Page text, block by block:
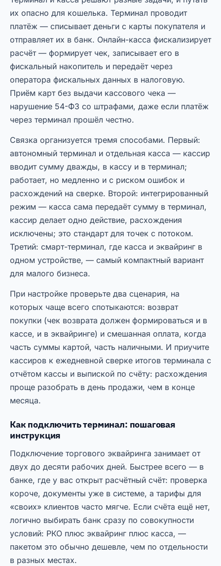
их опасно для кошелька. Терминал проводит
платёж — списывает деньги с карты покупателя и
отправляет их в банк. Онлайн-касса фискализирует
расчёт — формирует чек, записывает его в
фискальный накопитель и передаёт через
оператора фискальных данных в налоговую.
Приём карт без выдачи кассового чека —
нарушение 54-ФЗ со штрафами, даже если платёж
через терминал прошёл честно.
Связка организуется тремя способами. Первый:
автономный терминал и отдельная касса — кассир
вводит сумму дважды, в кассу и в терминал;
работает, но медленно и с риском ошибок и
расхождений на сверке. Второй: интегрированный
режим — касса сама передаёт сумму в терминал,
кассир делает одно действие, расхождения
исключены; это стандарт для точек с потоком.
Третий: смарт-терминал, где касса и эквайринг в
одном устройстве, — самый компактный вариант
для малого бизнеса.
При настройке проверьте два сценария, на
которых чаще всего спотыкаются: возврат
покупки (чек возврата должен формироваться и в
кассе, и в эквайринге) и смешанная оплата, когда
часть суммы картой, часть наличными. И приучите
кассиров к ежедневной сверке итогов терминала с
отчётом кассы и выпиской по счёту: расхождения
проще разобрать в день продажи, чем в конце
месяца.
Как подключить терминал: пошаговая
инструкция
Подключение торгового эквайринга занимает от
двух до десяти рабочих дней. Быстрее всего — в
банке, где у вас открыт расчётный счёт: проверка
короче, документы уже в системе, а тарифы для
«своих» клиентов часто мягче. Если счёта ещё нет,
логично выбирать банк сразу по совокупности
условий: РКО плюс эквайринг плюс касса, —
пакетом это обычно дешевле, чем по отдельности
в разных местах.